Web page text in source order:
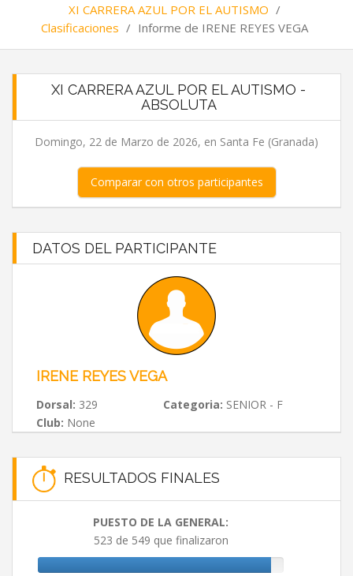
XI CARRERA AZUL POR EL AUTISMO /
Clasificaciones / Informe de IRENE REYES VEGA
XI CARRERA AZUL POR EL AUTISMO -
ABSOLUTA
Domingo, 22 de Marzo de 2026, en Santa Fe (Granada)
Comparar con otros participantes
DATOS DEL PARTICIPANTE
IRENE REYES VEGA
Dorsal: 329 Categoria: SENIOR - F
Club: None
RESULTADOS FINALES
PUESTO DE LA GENERAL:
523 de 549 que finalizaron